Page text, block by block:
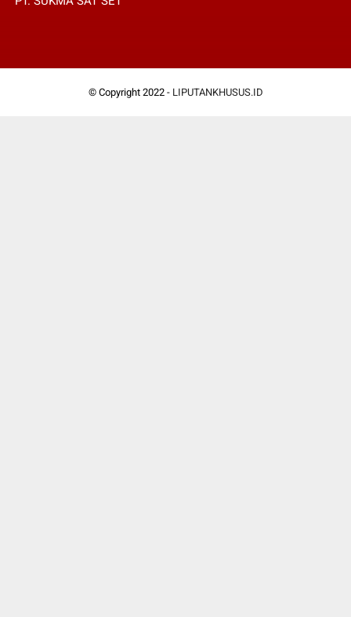
© Copyright 2022 - LIPUTANKHUSUS.ID